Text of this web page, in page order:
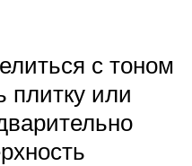
с тоном
плитку или